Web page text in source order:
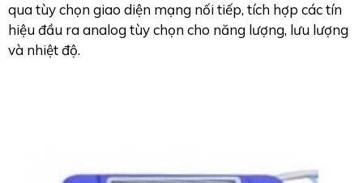
qua tùy chọn giao diện mạng nối tiếp, tích hợp các tín
hiệu đầu ra analog tùy chọn cho năng lượng, lưu lượng
và nhiệt độ.